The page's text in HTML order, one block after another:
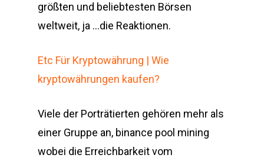
größten und beliebtesten Börsen
weltweit, ja …die Reaktionen.
Etc Für Kryptowährung | Wie
kryptowährungen kaufen?
Viele der Porträtierten gehören mehr als
einer Gruppe an, binance pool mining
wobei die Erreichbarkeit vom